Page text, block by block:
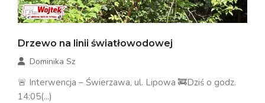
Drzewo na linii światłowodowej
Dominika Sz
🚨 Interwencja – Świerzawa, ul. Lipowa 🚒Dziś o godz.
14:05(...)